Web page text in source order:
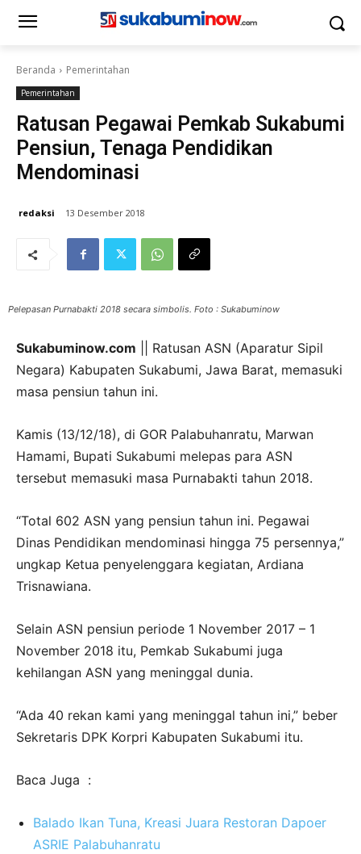
Beranda Pemerintahan
Pemerintahan
Ratusan Pegawai Pemkab Sukabumi
Pensiun, Tenaga Pendidikan
Mendominasi
redaksi 13 Desember 2018
Pelepasan Purnabakti 2018 secara simbolis. Foto : Sukabuminow
Sukabuminow.com || Ratusan ASN (Aparatur Sipil
Negara) Kabupaten Sukabumi, Jawa Barat, memasuki
masa pensiun tahun ini.
Kamis (13/12/18), di GOR Palabuhanratu, Marwan
Hamami, Bupati Sukabumi melepas para ASN
tersebut memasuki masa Purnabakti tahun 2018.
“Total 602 ASN yang pensiun tahun ini. Pegawai
Dinas Pendidikan mendominasi hingga 75 persennya,”
ungkap Ketua penyelenggara kegiatan, Ardiana
Trisnawiana.
Selain ASN pensiun periode 1 November 2017 – 1
November 2018 itu, Pemkab Sukabumi juga
kehilangan ASN yang meninggal dunia.
“Ada 40 rekan kami yang meninggal tahun ini,” beber
Sekretaris DPK Korpri Kabupaten Sukabumi itu.
Baca Juga :
Balado Ikan Tuna, Kreasi Juara Restoran Dapoer
ASRIE Palabuhanratu